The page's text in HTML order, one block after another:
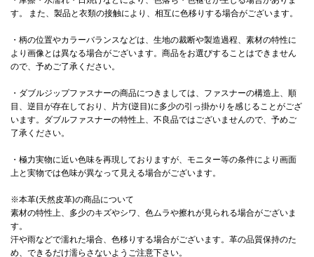
す。 また、製品と衣類の接触により、相互に色移りする場合がございます。
・柄の位置やカラーバランスなどは、生地の裁断や製造過程、素材の特性に
より画像とは異なる場合がございます。商品をお選びすることはできません
ので、予めご了承ください。
・ダブルジップファスナーの商品につきましては、ファスナーの構造上、順
目、逆目が存在しており、片方(逆目)に多少の引っ掛かりを感じることがござ
います。ダブルファスナーの特性上、不良品ではございませんので、予めご
了承ください。
・極力実物に近い色味を再現しておりますが、モニター等の条件により画面
上と実物では色味が異なって見える場合がございます。
※本革(天然皮革)の商品について
素材の特性上、多少のキズやシワ、色ムラや擦れが見られる場合がございま
す。
汗や雨などで濡れた場合、色移りする場合がございます。革の品質保持のた
め、できるだけ濡らさないようご注意下さい。